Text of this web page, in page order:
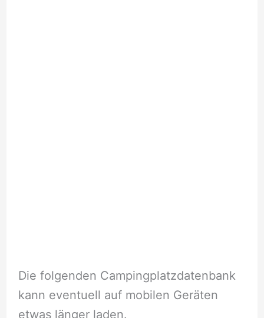
Die folgenden Campingplatzdatenbank
kann eventuell auf mobilen Geräten
etwas länger laden.